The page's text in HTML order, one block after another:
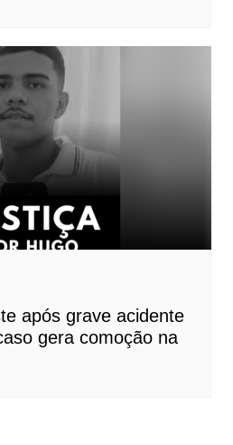
após grave acidente
gera comoção na